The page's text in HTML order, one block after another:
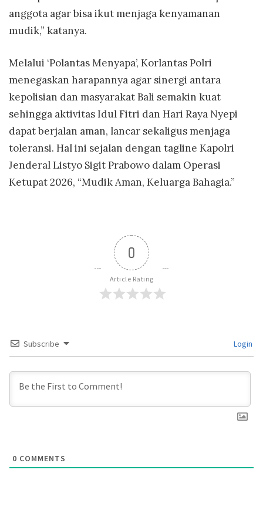
anggota agar bisa ikut menjaga kenyamanan
mudik,” katanya.
Melalui ‘Polantas Menyapa’, Korlantas Polri
menegaskan harapannya agar sinergi antara
kepolisian dan masyarakat Bali semakin kuat
sehingga aktivitas Idul Fitri dan Hari Raya Nyepi
dapat berjalan aman, lancar sekaligus menjaga
toleransi. Hal ini sejalan dengan tagline Kapolri
Jenderal Listyo Sigit Prabowo dalam Operasi
Ketupat 2026, “Mudik Aman, Keluarga Bahagia.”
0
Article Rating
Subscribe Login
0 COMMENTS